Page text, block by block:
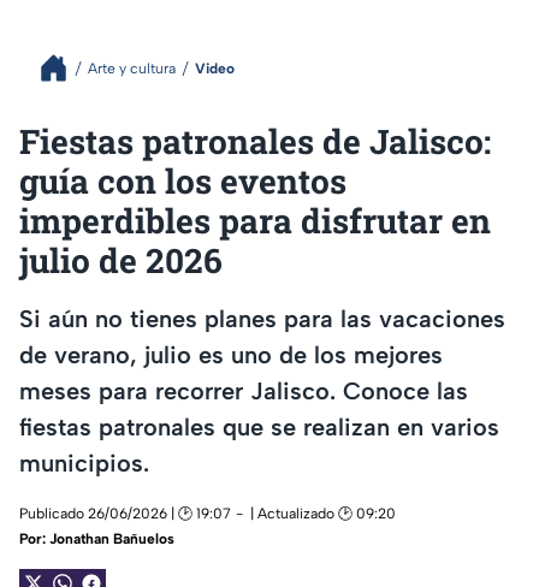
Arte y cultura Video
Fiestas patronales de Jalisco:
guía con los eventos
imperdibles para disfrutar en
julio de 2026
Si aún no tienes planes para las vacaciones
de verano, julio es uno de los mejores
meses para recorrer Jalisco. Conoce las
fiestas patronales que se realizan en varios
municipios.
Publicado 26/06/2026 | 🕑 19:07
| Actualizado 🕑 09:20
Por: Jonathan Bañuelos